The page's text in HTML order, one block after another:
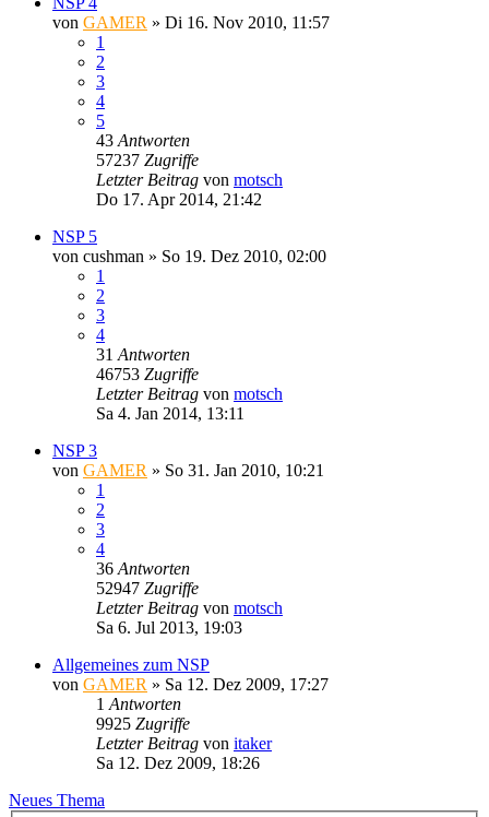
von GAMER » Di 16. Nov 2010, 11:57
1
2
3
4
5
43 Antworten
57237 Zugriffe
Letzter Beitrag von motsch
Do 17. Apr 2014, 21:42
NSP 5
von cushman » So 19. Dez 2010, 02:00
1
2
3
4
31 Antworten
46753 Zugriffe
Letzter Beitrag von motsch
Sa 4. Jan 2014, 13:11
NSP 3
von GAMER » So 31. Jan 2010, 10:21
1
2
3
4
36 Antworten
52947 Zugriffe
Letzter Beitrag von motsch
Sa 6. Jul 2013, 19:03
Allgemeines zum NSP
von GAMER » Sa 12. Dez 2009, 17:27
1 Antworten
9925 Zugriffe
Letzter Beitrag von itaker
Sa 12. Dez 2009, 18:26
Neues Thema